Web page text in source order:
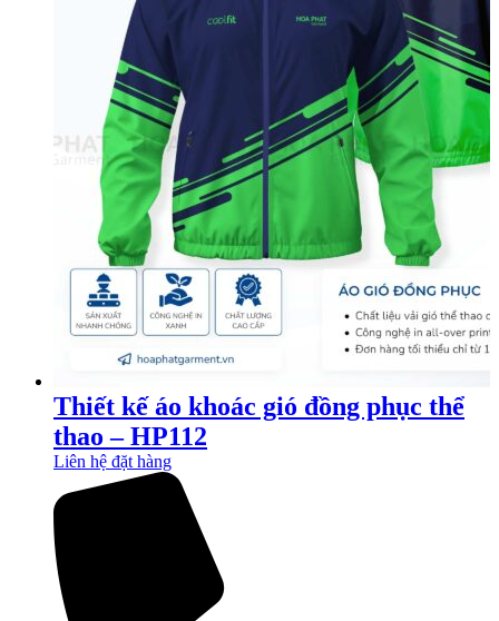
Thiết kế áo khoác gió đồng phục thể
thao – HP112
Liên hệ đặt hàng